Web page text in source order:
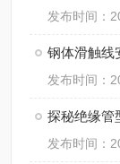
发布时间：
钢体滑触线
发布时间：
探秘绝缘管
发布时间：